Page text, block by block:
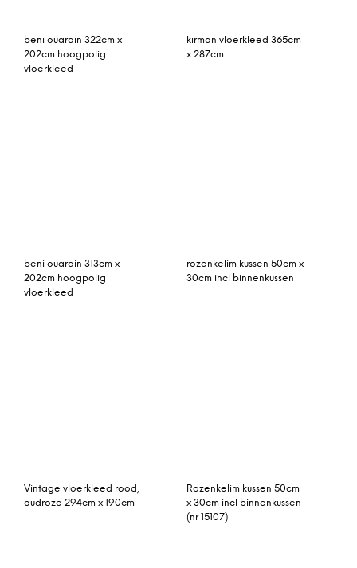
Vintage vloerkleed rood,
oudroze 294cm x 190cm
Rozenkelim kussen 50cm
vintage vloerkleed groen
293cm x 210cm
vintage vloerkleed grijs
Pemba vloerkleed
beluga 70 x 300 cm.
rozenkelim kussen 50cm x
30cm incl binnenkussen